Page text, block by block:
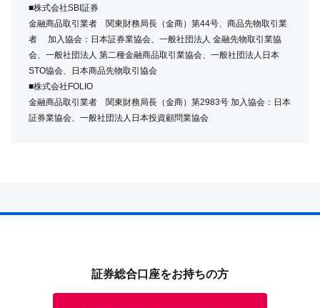
■株式会社SBI証券
金融商品取引業者 関東財務局長（金商）第44号、商品先物取引業
者 加入協会：日本証券業協会、一般社団法人 金融先物取引業協
会、一般社団法人 第二種金融商品取引業協会、一般社団法人日本
STO協会、日本商品先物取引協会
■株式会社FOLIO
金融商品取引業者 関東財務局長（金商）第2983号 加入協会：日本
証券業協会、一般社団法人日本投資顧問業協会
証券総合口座をお持ちの方